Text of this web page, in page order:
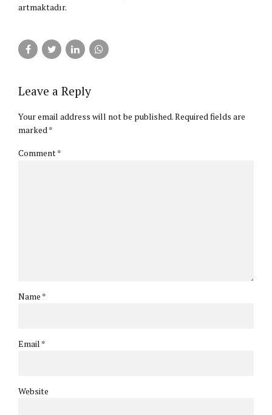
artmaktadır.
Leave a Reply
Your email address will not be published. Required fields are
marked *
Comment*
Name *
Email *
Website